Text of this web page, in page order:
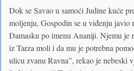
Dok se Savao u samoći Judine kuće
moljenju, Gospodin se u viđenju javio
Damasku po imenu Ananiji. Njemu je
iz Tarza moli i da mu je potrebna
ulicu zvanu Ravna”, rekao je nebeski